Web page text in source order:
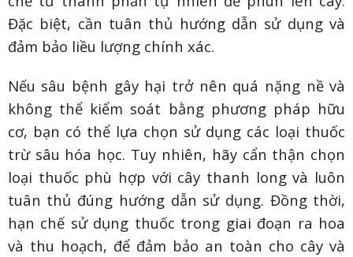
Đặc biệt, cần tuân thủ hướng dẫn sử dụng và
đảm bảo liều lượng chính xác.
Nếu sâu bệnh gây hại trở nên quá nặng nề và
không thể kiểm soát bằng phương pháp hữu
cơ, bạn có thể lựa chọn sử dụng các loại thuốc
trừ sâu hóa học. Tuy nhiên, hãy cẩn thận chọn
loại thuốc phù hợp với cây thanh long và luôn
tuân thủ đúng hướng dẫn sử dụng. Đồng thời,
hạn chế sử dụng thuốc trong giai đoạn ra hoa
và thu hoạch, để đảm bảo an toàn cho cây và